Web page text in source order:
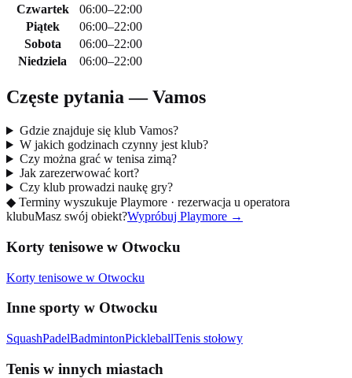
Czwartek
06:00–22:00
Piątek
06:00–22:00
Sobota
06:00–22:00
Niedziela
06:00–22:00
Częste pytania — Vamos
Gdzie znajduje się klub Vamos?
W jakich godzinach czynny jest klub?
Czy można grać w tenisa zimą?
Jak zarezerwować kort?
Czy klub prowadzi naukę gry?
◆ Terminy wyszukuje Playmore · rezerwacja u operatora
klubuMasz swój obiekt?Wypróbuj Playmore →
Korty tenisowe w Otwocku
Korty tenisowe w Otwocku
Inne sporty w Otwocku
SquashPadelBadmintonPickleballTenis stołowy
Tenis w innych miastach